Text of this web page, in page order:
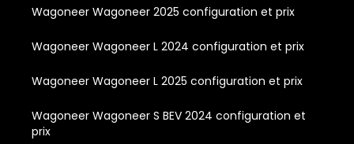
Wagoneer Wagoneer 2025 configuration et prix
Wagoneer Wagoneer L 2024 configuration et prix
Wagoneer Wagoneer L 2025 configuration et prix
Wagoneer Wagoneer S BEV 2024 configuration et
prix